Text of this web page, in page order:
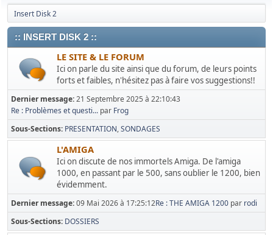
Insert Disk 2
:: INSERT DISK 2 ::
LE SITE & LE FORUM
Ici on parle du site ainsi que du forum, de leurs points
forts et faibles, n'hésitez pas à faire vos suggestions!!
Dernier message:21 Septembre 2025 à 22:10:43
Re : Problèmes et questi... par Frog
Sous-Sections PRESENTATION SONDAGES
L'AMIGA
Ici on discute de nos immortels Amiga. De l'amiga
1000, en passant par le 500, sans oublier le 1200, bien
évidemment.
Dernier message:09 Mai 2026 à 17:25:12Re : THE AMIGA 1200 par rodi
Sous-Sections DOSSIERS